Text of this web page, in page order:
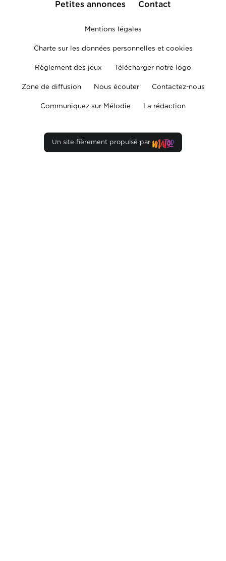
Petites annonces Contact
Mentions légales
Charte sur les données personnelles et cookies
Règlement des jeux Télécharger notre logo
Zone de diffusion Nous écouter Contactez-nous
Communiquez sur Mélodie La rédaction
Un site fièrement propulsé par